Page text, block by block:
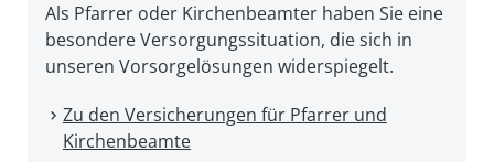
Als Pfarrer oder Kirchenbeamter haben Sie eine
besondere Versorgungssituation, die sich in
unseren Vorsorgelösungen widerspiegelt.
Zu den Versicherungen für Pfarrer und
Kirchenbeamte